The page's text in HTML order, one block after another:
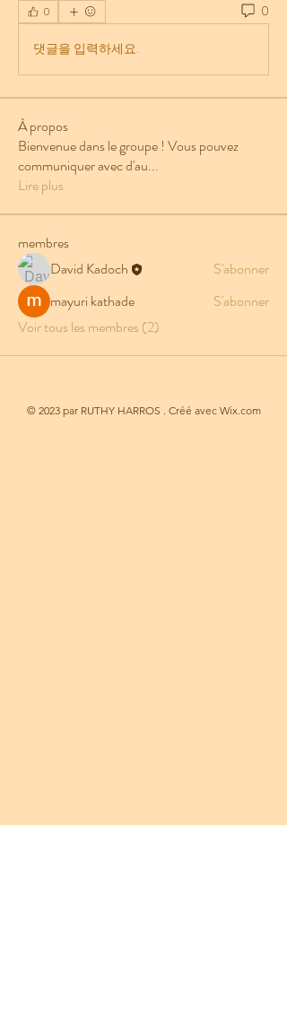
0 0
댓글을 입력하세요.
À propos
Bienvenue dans le groupe ! Vous pouvez
communiquer avec d'au...
Lire plus
membres
David Kadoch
S'abonner
mayuri kathade
S'abonner
Voir tous les membres (2)
© 2023 par RUTHY HARROS . Créé avec Wix.com